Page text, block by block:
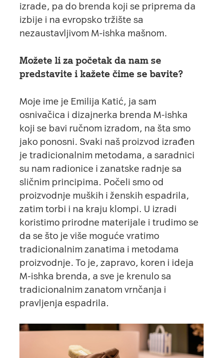
izrade, pa do brenda koji se priprema da
izbije i na evropsko tržište sa
nezaustavljivom M-ishka mašnom.
Možete li za početak da nam se
predstavite i kažete čime se bavite?
Moje ime je Emilija Katić, ja sam
osnivačica i dizajnerka brenda M-ishka
koji se bavi ručnom izradom, na šta smo
jako ponosni. Svaki naš proizvod izrađen
je tradicionalnim metodama, a saradnici
su nam radionice i zanatske radnje sa
sličnim principima. Počeli smo od
proizvodnje muških i ženskih espadrila,
zatim torbi i na kraju klompi. U izradi
koristimo prirodne materijale i trudimo se
da se što je više moguće vratimo
tradicionalnim zanatima i metodama
proizvodnje. To je, zapravo, koren i ideja
M-ishka brenda, a sve je krenulo sa
tradicionalnim zanatom vrnčanja i
pravljenja espadrila.